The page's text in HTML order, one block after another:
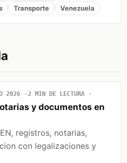
Transporte Venezuela
2026 2 MIN DE LECTURA
y documentos en
registros, notarias,
con legalizaciones y